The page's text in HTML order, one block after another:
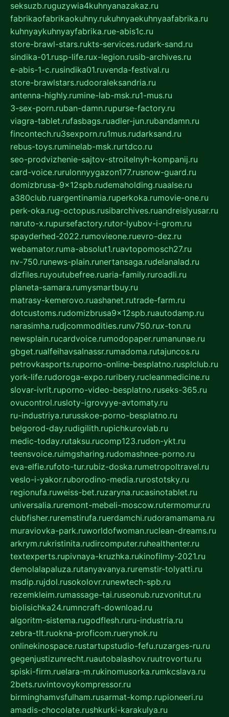
seksuzb.ruguzywia4kuhnyanazakaz.ru
fabrikaofabrikaokuhny.rukuhnyaekuhnyaafabrika.ru
kuhnyaykuhnyayfabrika.rue-abis1c.ru
store-brawl-stars.rukts-services.rudark-sand.ru
sindika-01.rusp-life.rux-legion.rusib-archives.ru
e-abis-1-c.rusindika01.ruvenda-festival.ru
store-brawlstars.rudooraleksandria.ru
antenna-highly.rumine-lab-msk.ru1-mus.ru
3-sex-porn.ruban-damn.rupurse-factory.ru
viagra-tablet.rufasbags.ruadler-jun.rubandamn.ru
fincontech.ru3sexporn.ru1mus.rudarksand.ru
rebus-toys.ruminelab-msk.rurtdco.ru
seo-prodvizhenie-sajtov-stroitelnyh-kompanij.ru
card-voice.rurulonnyygazon177.rusnow-guard.ru
domizbrusa-9x12spb.rudemaholding.ruaalse.ru
a380club.ruargentinamia.ruperkoka.rumovie-one.ru
perk-oka.rug-octopus.rusibarchives.ruandreislyusar.ru
naruto-x.rupursefactory.rutor-lyubov-i-grom.ru
spayderhed-2022.rumovieone.ruevro-dez.ru
webamator.ruma-absolut1.ruavtopomosch27.ru
nv-750.runews-plain.runertansaga.rudelanalad.ru
dizfiles.ruyoutubefree.ruaria-family.ruroadli.ru
planeta-samara.rumysmartbuy.ru
matrasy-kemerovo.ruashanet.rutrade-farm.ru
dotcustoms.rudomizbrusa9x12spb.ruautodamp.ru
narasimha.rudjcommodities.runv750.rux-ton.ru
newsplain.rucardvoice.rumodopaper.rumanunae.ru
gbget.rualfeihavsalnassr.rumadoma.rutajuncos.ru
petrovkasports.ruporno-online-besplatno.rusplclub.ru
york-life.rudoroga-expo.ruribery.rucleanmedicine.ru
slovar-ivrit.ruporno-video-besplatno.ruseks-365.ru
ovucontrol.rusloty-igrovyye-avtomaty.ru
ru-industriya.rurusskoe-porno-besplatno.ru
belgorod-day.rudigilith.rupichkurovlab.ru
medic-today.rutaksu.rucomp123.rudon-ykt.ru
teensvoice.ruimgsharing.rudomashnee-porno.ru
eva-elfie.rufoto-tur.rubiz-doska.rumetropoltravel.ru
veslo-i-yakor.ruborodino-media.rurostotsky.ru
regionufa.ruweiss-bet.ruzaryna.rucasinotablet.ru
universalia.ruremont-mebeli-moscow.rutermomur.ru
clubfisher.ruremstirufa.ruerdamchi.rudoramamama.ru
muraviovka-park.ruworldofwoman.ruclean-dreams.ru
arkrym.rukristinita.rudircomputer.ruhealthenter.ru
textexperts.rupivnaya-kruzhka.rukinofilmy-2021.ru
demolalapaluza.rutanyavanya.ruremstir-tolyatti.ru
msdip.rujdol.rusokolovr.runewtech-spb.ru
rezemkleim.rumassage-tai.ruseonub.ruzvonitut.ru
biolisichka24.rumncraft-download.ru
algoritm-sistema.rugodflesh.ruru-industria.ru
zebra-tlt.ruokna-proficom.ruerynok.ru
onlinekinospace.rustartupstudio-fefu.ruzarges-ru.ru
gegenjustizunrecht.ruautobalashov.ruutrovortu.ru
spiski-firm.ruelara-m.rukinomusorka.rumkcslava.ru
2bets.ruvintovoykompressor.ru
birminghamvsfulham.rusarmat-komp.rupioneeri.ru
amadis-chocolate.rushkurki-karakulya.ru